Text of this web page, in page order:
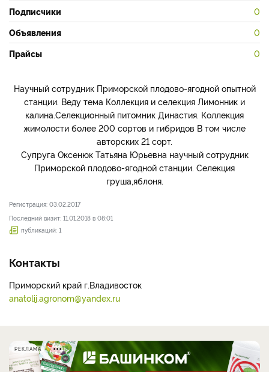
Подписчики 0
Объявления 0
Прайсы 0
Научный сотрудник Приморской плодово-ягодной опытной
станции. Веду тема Коллекция и селекция Лимонник и
калина.Селекционный питомник Династия. Коллекция
жимолости более 200 сортов и гибридов В том числе
авторских 21 сорт.
Супруга Оксенюк Татьяна Юрьевна научный сотрудник
Приморской плодово-ягодной станции. Селекция
груша,яблоня.
Регистрация: 03.02.2017
Последний визит: 11.01.2018 в 08:01
публикаций: 1
Контакты
Приморский край г.Владивосток
anatolij.agronom@yandex.ru
РЕКЛАМА